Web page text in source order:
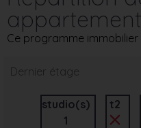
Ce programme
Dernier étage
studio(s)
1
t2